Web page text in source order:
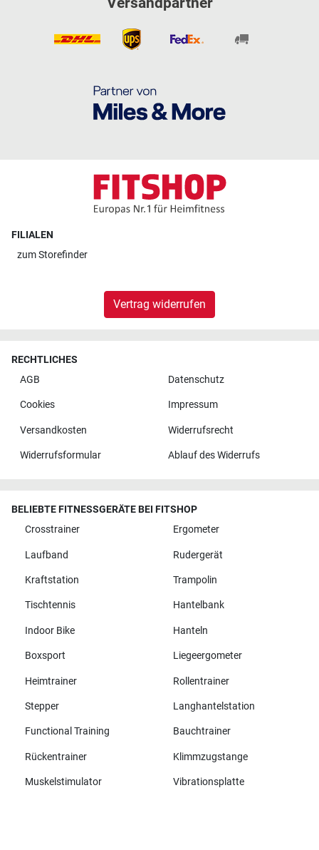
FILIALEN
zumStorefinder
Vertrag widerrufen
RECHTLICHES
AGB
Datenschutz
Cookies Impressum
Versandkosten Widerrufsrecht
Widerrufsformular Ablauf des Widerrufs
BELIEBTE FITNESSGERÄTE BEI FITSHOP
Crosstrainer
Ergometer
Laufband Rudergerät
Kraftstation Trampolin
Tischtennis Hantelbank
Indoor Bike Hanteln
Boxsport Liegeergometer
Heimtrainer Rollentrainer
Stepper Langhantelstation
Functional Training Bauchtrainer
Rückentrainer Klimmzugstange
Muskelstimulator Vibrationsplatte